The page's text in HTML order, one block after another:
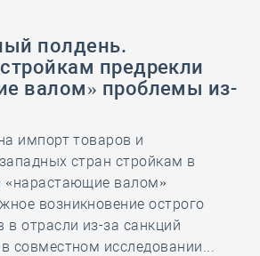
полдень.
предрекли
валом» проблемы из-
импорт товаров и
стран стройкам в
«нарастающие валом»
возникновение острого
в отрасли из-за санкций
совместном исследовании...